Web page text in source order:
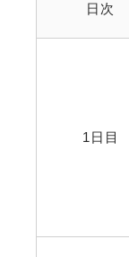
日次
1日目